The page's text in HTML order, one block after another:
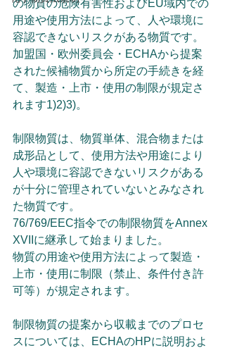
の物質の危険有害性およびEU域内での
用途や使用方法によって、人や環境に
容認できないリスクがある物質です。
加盟国・欧州委員会・ECHAから提案
された候補物質から所定の手続きを経
て、製造・上市・使用の制限が規定さ
れます1)2)3)。
制限物質は、物質単体、混合物または
成形品として、使用方法や用途により
人や環境に容認できないリスクがある
が十分に管理されていないとみなされ
た物質です。
76/769/EEC指令での制限物質をAnnex
XVIIに継承して始まりました。
物質の用途や使用方法によって製造・
上市・使用に制限（禁止、条件付き許
可等）が規定されます。
制限物質の提案から収載までのプロセ
スについては、ECHAのHPに説明およ